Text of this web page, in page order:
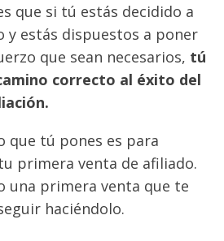
que si tú estás decidido a
y estás dispuestos a poner
que sean necesarios, tú
correcto al éxito del
que tú pones es para
primera venta de afiliado.
una primera venta que te
haciéndolo.